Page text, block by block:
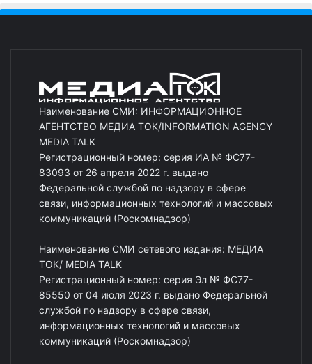
Наименование СМИ: ИНФОРМАЦИОННОЕ
АГЕНТСТВО МЕДИА ТОК/INFORMATION AGENCY
MEDIA TALK
Регистрационный номер: серия ИА № ФС77-
83093 от 26 апреля 2022 г. выдано
Федеральной службой по надзору в сфере
связи, информационных технологий и массовых
коммуникаций (Роскомнадзор)
Наименование СМИ сетевого издания: МЕДИА
ТОК/ MEDIA TALK
Регистрационный номер: серия Эл № ФС77-
85550 от 04 июля 2023 г. выдано Федеральной
службой по надзору в сфере связи,
информационных технологий и массовых
коммуникаций (Роскомнадзор)